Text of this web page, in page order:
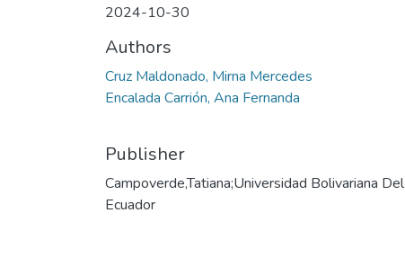
2024-10-30
Authors
Cruz Maldonado, Mirna Mercedes
Encalada Carrión, Ana Fernanda
Publisher
Campoverde,Tatiana;Universidad Bolivariana Del
Ecuador